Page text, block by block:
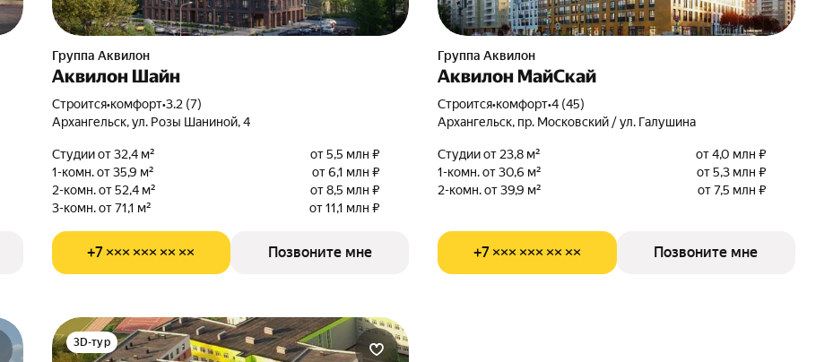
Группа Аквилон
Аквилон Шайн
Строится•комфорт•3.2 (7)
Архангельск, ул. Розы Шаниной, 4
Студии от 32,4 м²
от 5,5 млн ₽
1-комн. от 35,9 м²
от 6,1 млн ₽
2-комн. от 52,4 м²
от 8,5 млн ₽
3-комн. от 71,1 м²
от 11,1 млн ₽
+7 ××× ××× ×× ×× Позвоните мне
Группа Аквилон
Аквилон МайСкай
Строится•комфорт•4 (45)
Архангельск, пр. Московский / ул. Галушина
Студии от 23,8 м²
от 4,0 млн ₽
1-комн. от 30,6 м²
от 5,3 млн ₽
2-комн. от 39,9 м²
от 7,5 млн ₽
+7 ××× ××× ×× ×× Позвоните мне
3D-тур